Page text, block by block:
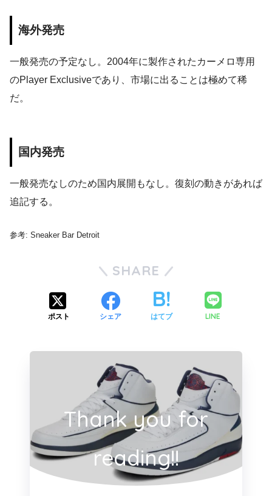
海外発売
一般発売の予定なし。2004年に製作されたカーメロ専用
のPlayer Exclusiveであり、市場に出ることは極めて稀
だ。
国内発売
一般発売なしのため国内展開もなし。復刻の動きがあれば
追記する。
参考: Sneaker Bar Detroit
SHARE
ポスト シェア はてブ LINE
Thank you for
reading!!